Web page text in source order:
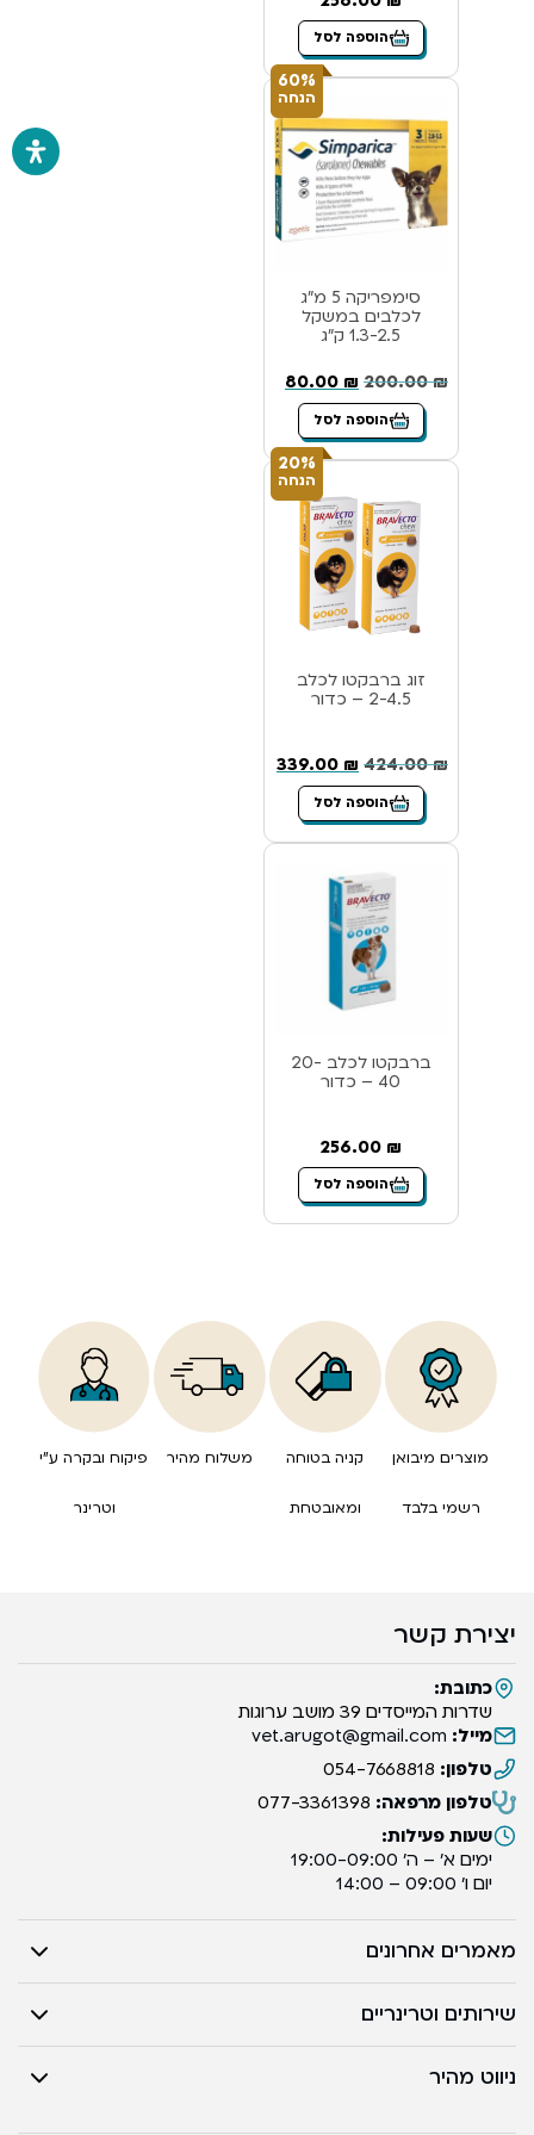
הוספה לסל
60%
הנחה
סימפריקה 5 מ”ג
לכלבים במשקל
1.3-2.5 ק”ג
200.00₪
80.00 ₪
הוספה לסל
20%
הנחה
זוג ברבקטו לכלב
2-4.5 – כדור
424.00₪
339.00 ₪
הוספה לסל
ברבקטו לכלב 20-
40 – כדור
256.00 ₪
הוספה לסל
מוצרים מיבואן
רשמי בלבד
קניה בטוחה
ומאובטחת
משלוח מהיר פיקוח ובקרה ע”י
וטרינר
יצירת קשר
כתובת:
שדרות המייסדים 39 מושב ערוגות
מייל: vet.arugot@gmail.com
טלפון: 054-7668818
טלפון מרפאה: 077-3361398
שעות פעילות:
ימים א’ – ה’ 19:00-09:00
יום ו’ 09:00 – 14:00
מאמרים אחרונים
שירותים וטרינריים
ניווט מהיר